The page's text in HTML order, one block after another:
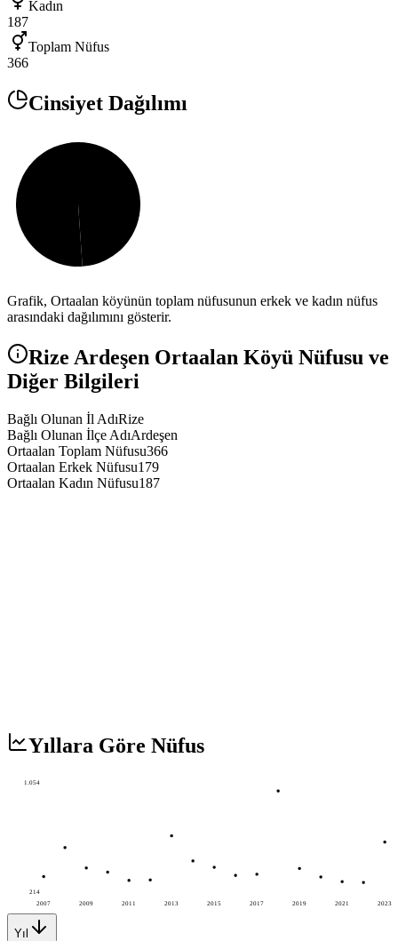
Kadın
187
Toplam Nüfus
366
Cinsiyet Dağılımı
Grafik, Ortaalan köyünün toplam nüfusunun erkek ve kadın nüfus
arasındaki dağılımını gösterir.
Rize Ardeşen Ortaalan Köyü Nüfusu ve
Diğer Bilgileri
Bağlı Olunan İl AdıRize
Bağlı Olunan İlçe AdıArdeşen
Ortaalan Toplam Nüfusu366
Ortaalan Erkek Nüfusu179
Ortaalan Kadın Nüfusu187
Yıllara Göre Nüfus
2007 2009 2011 2013 2015 2017 2019 2021 2023
1.054
214
Yıl